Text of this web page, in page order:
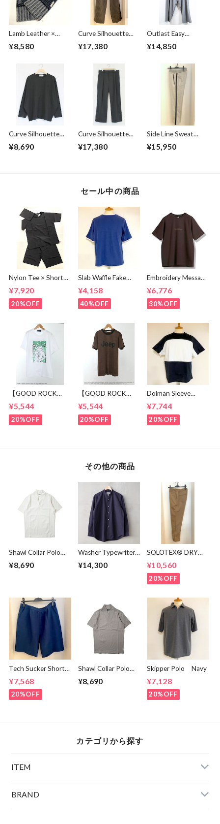
Lamb Leather ×
Harris Tweed
Combination
¥8,580
Curve Silhouette
Slacks Pants Black
Stripe
¥17,380
Outlast Easy
Pants Gray
¥14,850
Curve Silhouette
Cut & Sewn Black
¥8,690
Curve Silhouette
Slacks Pants
Charcoal
¥17,380
Side Line Sweat
Tapered Pants
Gray
¥15,950
セール中の商品
Nylon Tee × Shorts
¥7,920
20%OFF
Slab Waffle Fake
Cut & Sewn Navy
¥4,158
40%OFF
Embroidery Message
shirts Brown
¥6,776
30%OFF
【GOOD ROCK
SPEED】 GREEN
DAY “Kerplunk!”
Front & Back
Graphic T-Shirt
¥5,544
20%OFF
【GOOD ROCK
SPEED】 Jeep®
Classic Logo Graphic
Ringer T-Shirt
Brown
¥5,544
20%OFF
Dolman Sleeve
Switch Cut &
Sewn Black /
White
¥7,744
20%OFF
その他の商品
Shawl Collar Polo
Shirts White
¥8,690
Washer Typewriter
Loose Fit Band
Collar Shirt Mid
¥14,300
SOLOTEX® DRY
Tapered Pants
Beige
¥10,560
20%OFF
Tech Sucker Short
¥7,568
20%OFF
Shawl Collar Polo
¥8,690
Skipper Polo Navy
¥7,128
20%OFF
カテゴリから探す
ITEM
BRAND